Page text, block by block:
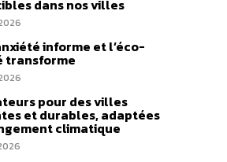
dans nos villes
informe et l’éco-
transforme
pour des villes
et durables, adaptées
climatique